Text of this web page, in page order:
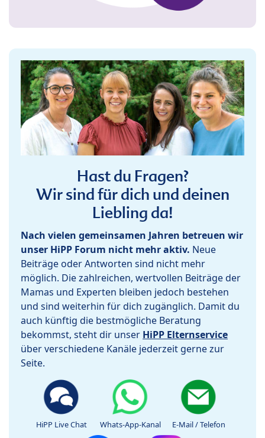
Hast du Fragen?
Wir sind für dich und deinen
Liebling da!
Nach vielen gemeinsamen Jahren betreuen wir
unser HiPP Forum nicht mehr aktiv. Neue
Beiträge oder Antworten sind nicht mehr
möglich. Die zahlreichen, wertvollen Beiträge der
Mamas und Experten bleiben jedoch bestehen
und sind weiterhin für dich zugänglich. Damit du
auch künftig die bestmögliche Beratung
bekommst, steht dir unser HiPP Elternservice
über verschiedene Kanäle jederzeit gerne zur
Seite.
HiPP Live Chat Whats-App-Kanal E-Mail / Telefon